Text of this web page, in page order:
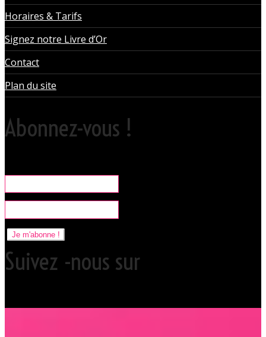
Horaires & Tarifs
Signez notre Livre d’Or
Contact
Plan du site
Abonnez-vous !
Je m'abonne !
Suivez -nous sur